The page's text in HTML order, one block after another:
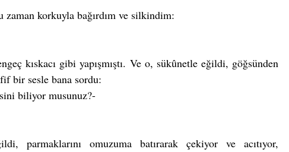
korkuyla bağırdım ve silkindim:
kıskacı gibi yapışmıştı. Ve o, sükûnetle eğildi, göğsünden
bir sesle bana sordu:
biliyor musunuz?-
parmaklarını omuzuma batırarak çekiyor ve acıtıyor,